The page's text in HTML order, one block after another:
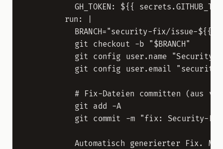
GH_TOKEN: ${{
        run: |
BRANCH="security-fix/issue-${{
          git checkout -b "$BRANCH"
git config user.name "Security
git config user.email
# Fix-Dateien committen (aus
          git add -A
git commit -m "fix: Security-
Automatisch generierter Fix.